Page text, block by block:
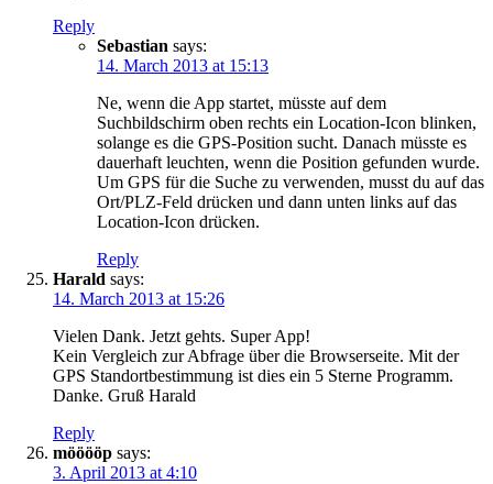
Reply
Sebastian says:
14. March 2013 at 15:13
Ne, wenn die App startet, müsste auf dem
Suchbildschirm oben rechts ein Location-Icon blinken,
solange es die GPS-Position sucht. Danach müsste es
dauerhaft leuchten, wenn die Position gefunden wurde.
Um GPS für die Suche zu verwenden, musst du auf das
Ort/PLZ-Feld drücken und dann unten links auf das
Location-Icon drücken.
Reply
Harald says:
14. March 2013 at 15:26
Vielen Dank. Jetzt gehts. Super App!
Kein Vergleich zur Abfrage über die Browserseite. Mit der
GPS Standortbestimmung ist dies ein 5 Sterne Programm.
Danke. Gruß Harald
Reply
mööööp says:
3. April 2013 at 4:10